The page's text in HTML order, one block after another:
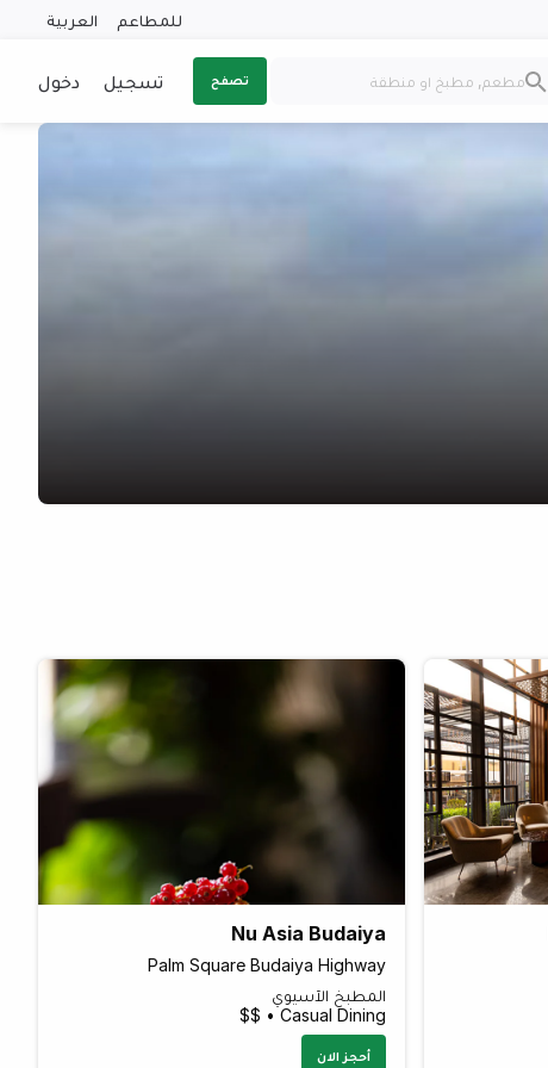
للمطاعم العربية
تصفح تسجيل دخول
Nu Asia Budaiya
Palm Square Budaiya Highway
المطبخ الآسيوي
Casual Dining • $$
أحجز الان